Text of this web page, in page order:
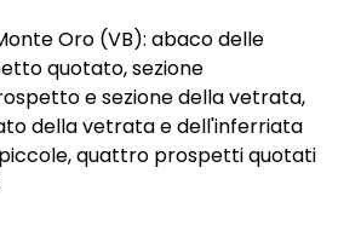
Oro (VB): abaco delle
quotato, sezione
e sezione della vetrata,
della vetrata e dell'inferriata
quattro prospetti quotati